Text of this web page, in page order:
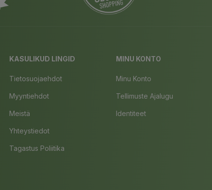
KASULIKUD LINGID
Tietosuojaehdot
Myyntiehdot
Meistä
Yhteystiedot
Tagastus Poliitika
MINU KONTO
Minu Konto
Tellimuste Ajalugu
Identiteet